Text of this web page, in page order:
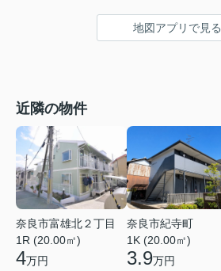
地図アプリで見る
近隣の物件
奈良市富雄北２丁目
1R (20.00㎡)
4万円
奈良市紀寺町
1K (20.00㎡)
3.9万円